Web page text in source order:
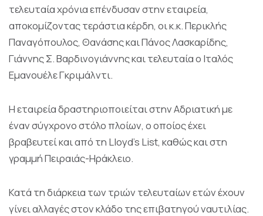
τελευταία χρόνια επένδυσαν στην εταιρεία,
αποκομίζοντας τεράστια κέρδη, οι κ.κ. Περικλής
Παναγόπουλος, Θανάσης και Πάνος Λασκαρίδης,
Γιάννης Σ. Βαρδινογιάννης και τελευταία ο Ιταλός
Εμανουέλε Γκριμάλντι.
Η εταιρεία δραστηριοποιείται στην Αδριατική με
έναν σύγχρονο στόλο πλοίων, ο οποίος έχει
βραβευτεί και από τη Lloyd’s List, καθώς και στη
γραμμή Πειραιάς-Ηράκλειο.
Κατά τη διάρκεια των τριών τελευταίων ετών έχουν
γίνει αλλαγές στον κλάδο της επιβατηγού ναυτιλίας.